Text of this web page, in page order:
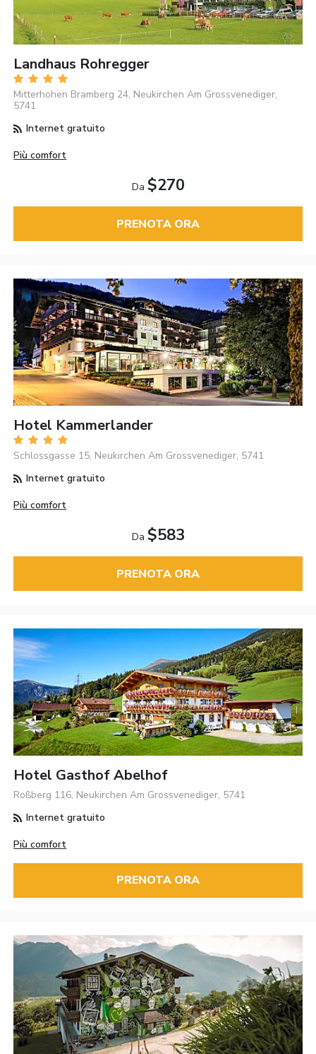
Landhaus Rohregger
Mitterhohen Bramberg 24, Neukirchen Am Grossvenediger,
5741
Internet gratuito
Più comfort
Da $270
PRENOTA ORA
Hotel Kammerlander
Schlossgasse 15, Neukirchen Am Grossvenediger, 5741
Internet gratuito
Più comfort
Da $583
PRENOTA ORA
Hotel Gasthof Abelhof
Roßberg 116, Neukirchen Am Grossvenediger, 5741
Internet gratuito
Più comfort
PRENOTA ORA